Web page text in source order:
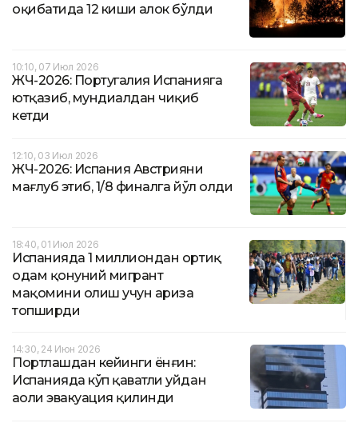
оқибатида 12 киши ҳалок бўлди
10:10, 07 Июл 2026
ЖЧ-2026: Португалия Испанияга
ютқазиб, мундиалдан чиқиб
кетди
12:10, 03 Июл 2026
ЖЧ-2026: Испания Австрияни
мағлуб этиб, 1/8 финалга йўл олди
18:40, 01 Июл 2026
Испанияда 1 миллиондан ортиқ
одам қонуний мигрант
мақомини олиш учун ариза
топширди
14:30, 24 Июн 2026
Портлашдан кейинги ёнғин:
Испанияда кўп қаватли уйдан
аҳоли эвакуация қилинди